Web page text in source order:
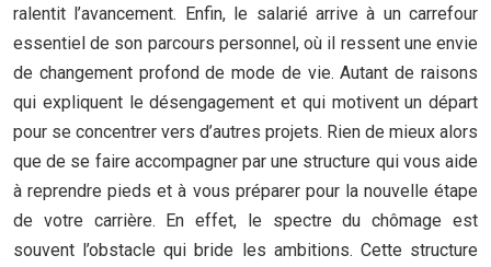
ralentit l’avancement. Enfin, le salarié arrive à un carrefour
essentiel de son parcours personnel, où il ressent une envie
de changement profond de mode de vie. Autant de raisons
qui expliquent le désengagement et qui motivent un départ
pour se concentrer vers d’autres projets. Rien de mieux alors
que de se faire accompagner par une structure qui vous aide
à reprendre pieds et à vous préparer pour la nouvelle étape
de votre carrière. En effet, le spectre du chômage est
souvent l’obstacle qui bride les ambitions. Cette structure